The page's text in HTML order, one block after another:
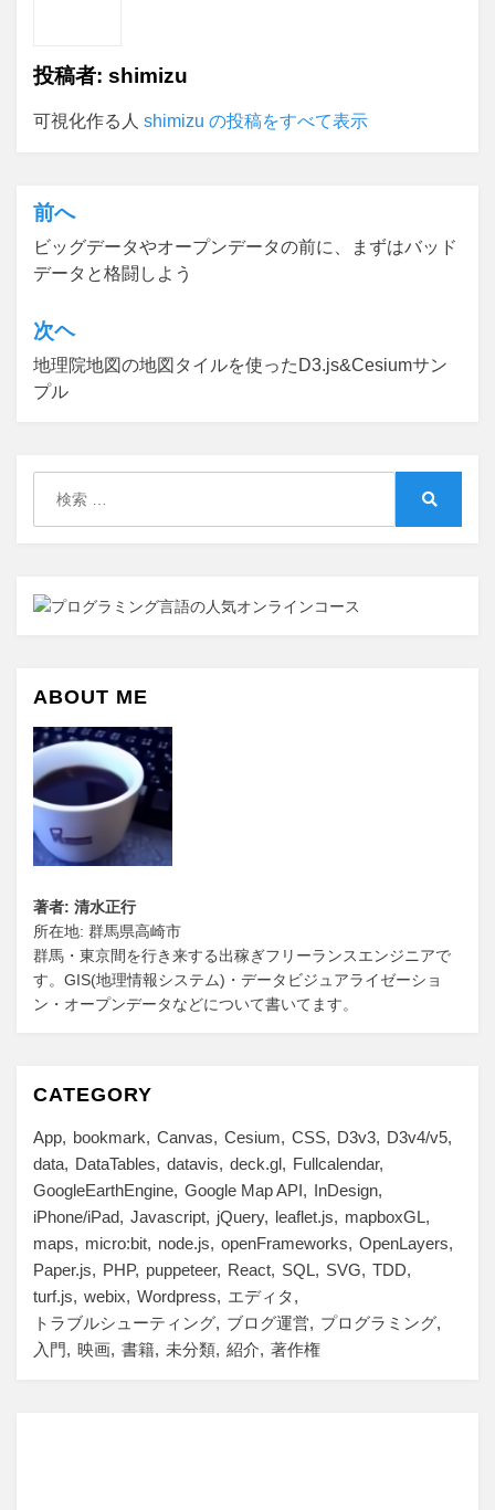
投稿者: shimizu
可視化作る人 shimizu の投稿をすべて表示
投
稿
ナ
ビ
ゲ
ー
ョ
ン
前へ
ビッグデータやオープンデータの前に、まずはバッド
データと格闘しよう
次ヘ
地理院地図の地図タイルを使ったD3.js&Cesiumサン
プル
ABOUT ME
著者: 清水正行
所在地: 群馬県高崎市
群馬・東京間を行き来する出稼ぎフリーランスエンジニアで
す。GIS(地理情報システム)・データビジュアライゼーショ
ン・オープンデータなどについて書いてます。
CATEGORY
App bookmark Canvas Cesium CSS D3v3
D3v4/v5
data
DataTables datavis deck.gl
Fullcalendar
GoogleEarthEngine Google Map API
InDesign
iPhone/iPad Javascript jQuery leaflet.js
mapboxGL
maps
micro:bit node.js openFrameworks
OpenLayers
Paper.js
PHP puppeteer React SQL SVG
TDD
turf.js
webix Wordpress
エディタ
トラブルシューティング
ブログ運営
プログラミング
入門
映画 書籍 未分類 紹介 著作権